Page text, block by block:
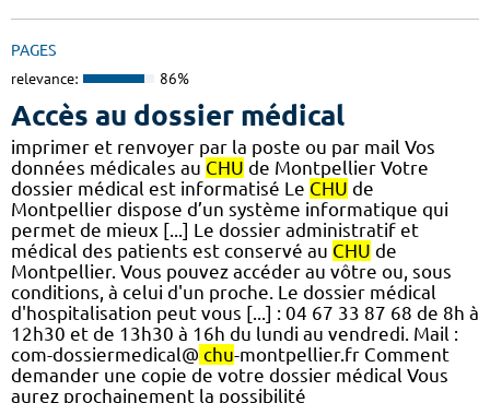
PAGES
relevance: 86%
Accès au dossier médical
imprimer et renvoyer par la poste ou par mail Vos
données médicales au CHU de Montpellier Votre
dossier médical est informatisé Le CHU de
Montpellier dispose d’un système informatique qui
permet de mieux [...] Le dossier administratif et
médical des patients est conservé au CHU de
Montpellier. Vous pouvez accéder au vôtre ou, sous
conditions, à celui d'un proche. Le dossier médical
d'hospitalisation peut vous [...] : 04 67 33 87 68 de 8h à
12h30 et de 13h30 à 16h du lundi au vendredi. Mail :
com-dossiermedical@ chu-montpellier.fr Comment
demander une copie de votre dossier médical Vous
aurez prochainement la possibilité